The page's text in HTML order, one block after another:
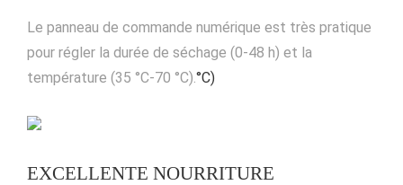
Le panneau de commande numérique est très pratique
pour régler la durée de séchage (0-48 h) et la
température (35 °C-70 °C).°C)
EXCELLENTE NOURRITURE